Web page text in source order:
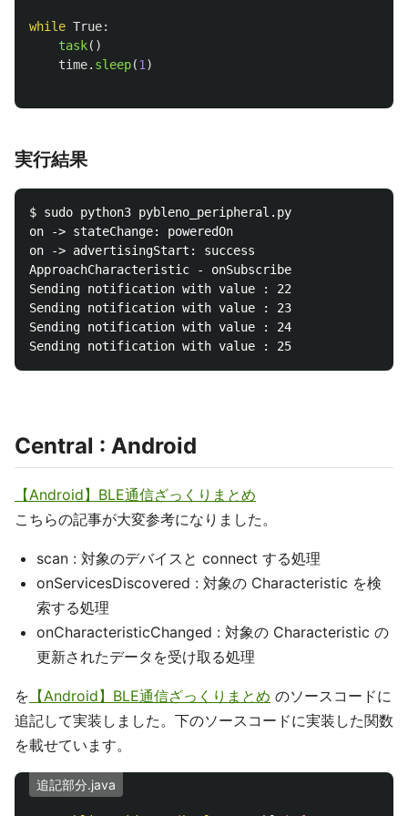
while True:
task()
time. sleep(1 )
実行結果
$ sudo python3 pybleno_peripheral.py
on -> stateChange: poweredOn
on -> advertisingStart: success
ApproachCharacteristic - onSubscribe
Sending notification with value : 22
Sending notification with value : 23
Sending notification with value : 24
Central : Android
【Android】BLE通信ざっくりまとめ
こちらの記事が大変参考になりました。
scan : 対象のデバイスと connect する処理
onServicesDiscovered : 対象の Characteristic を検
索する処理
onCharacteristicChanged : 対象の Characteristic の
更新されたデータを受け取る処理
を 【Android】BLE通信ざっくりまとめ のソースコードに
追記して実装しました。下のソースコードに実装した関数
を載せています。
追記部分.java